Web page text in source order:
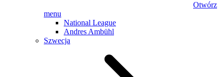
Otwórz
menu
National League
Andres Ambühl
Szwecja